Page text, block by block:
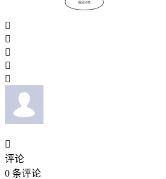






评论
0 条评论